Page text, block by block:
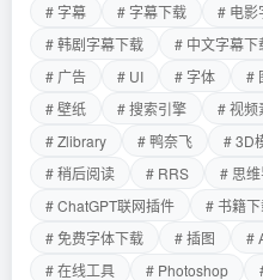
# 字幕
# 字幕下载 # 电影
# 韩剧字幕下载
# 中文字幕下
# 广告
# UI # 字体 #
# 壁纸
# 搜索引擎 # 视频
# Zlibrary
# 鸭奈飞 # 3D
# 稍后阅读
# RRS # 思
# ChatGPT联网插件
# 书籍
# 免费字体下载
# 插图 #
# 在线工具
# Photoshop